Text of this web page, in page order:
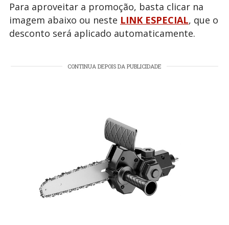
Para aproveitar a promoção, basta clicar na
imagem abaixo ou neste LINK ESPECIAL, que o
desconto será aplicado automaticamente.
CONTINUA DEPOIS DA PUBLICIDADE